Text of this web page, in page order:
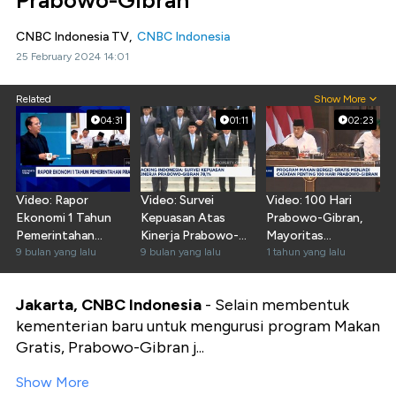
CNBC Indonesia TV, CNBC Indonesia
25 February 2024 14:01
Related Show More
04:31
Video: Rapor
Ekonomi 1 Tahun
Pemerintahan
Prabowo-Gibran
9 bulan yang lalu
01:11
Video: Survei
Kepuasan Atas
Kinerja Prabowo-
Gibran Capai 78,1%
9 bulan yang lalu
02:23
Video: 100 Hari
Prabowo-Gibran,
Mayoritas
Masyarakat
Mengaku Puas
1 tahun yang lalu
Jakarta, CNBC Indonesia - Selain membentuk
kementerian baru untuk mengurusi program Makan
Gratis, Prabowo-Gibran j...
Show More